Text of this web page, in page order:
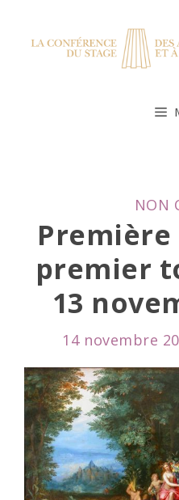
NON
Première
premier
13
14 novembre